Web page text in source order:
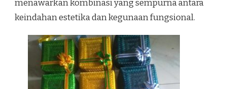
menawarkan kombinasi yang sempurna antara
keindahan estetika dan kegunaan fungsional.